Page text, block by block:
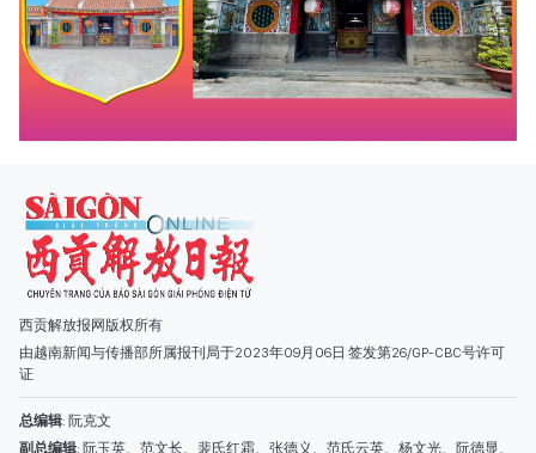
西贡解放报网版权所有
由越南新闻与传播部所属报刊局于2023年09月06日 签发第26/GP-CBC号许可
副总编辑: 阮玉英、范文长、裴氏红霜、张德义、范氏云英、杨文光、阮德显、
阮克强、陈嘉宝
主编: 阮玉英
社址: 胡志明市棋盘坊阮氏明开街432-434号
总台: (028) 39294091 - 转 060
热线: 096.558.1888
编辑部: (028) 39294092 - 转 060
电子信箱
广告部